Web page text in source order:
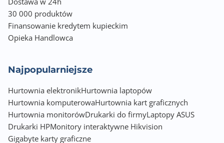
30 000 produktów
Finansowanie kredytem kupieckim
Opieka Handlowca
Najpopularniejsze
Hurtownia elektronikHurtownia laptopów
Hurtownia komputerowaHurtownia kart graficznych
Hurtownia monitorówDrukarki do firmyLaptopy ASUS
Drukarki HPMonitory interaktywne Hikvision
Gigabyte karty graficzne